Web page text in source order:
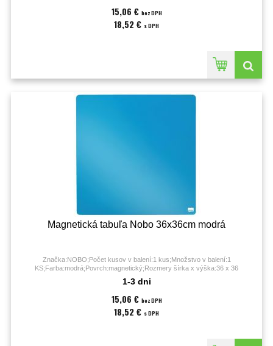
15,06 € bez DPH
18,52 € s DPH
Magnetická tabuľa Nobo 36x36cm modrá
Značka:NOBO;Počet kusov v balení:1 kus;Množstvo v balení:1
KS;Farba:modrá;Povrch:magnetický;Rozmery šírka x výška:36 x 36
1-3 dni
15,06 € bez DPH
18,52 € s DPH